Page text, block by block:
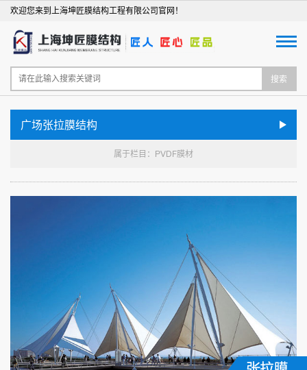
欢迎您来到上海坤匠膜结构工程有限公司官网！
搜索
广场张拉膜结构
属于栏目：PVDF膜材